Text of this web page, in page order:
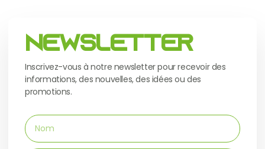
Newsletter
Inscrivez-vous à notre newsletter pour recevoir des
informations, des nouvelles, des idées ou des
promotions.